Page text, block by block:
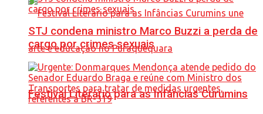
Festival Literário para as Infâncias Curumins
STJ condena ministro Marco Buzzi a perda de
cargo por crimes sexuais